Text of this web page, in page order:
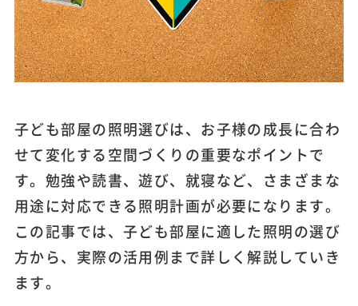
子ども部屋の照明選びは、お子様の成長に合わ
せて変化する空間づくりの重要なポイントで
す。勉強や読書、遊び、就寝など、さまざまな
用途に対応できる照明計画が必要になります。
この記事では、子ども部屋に適した照明の選び
方から、実際の活用例まで詳しく解説していき
ます。